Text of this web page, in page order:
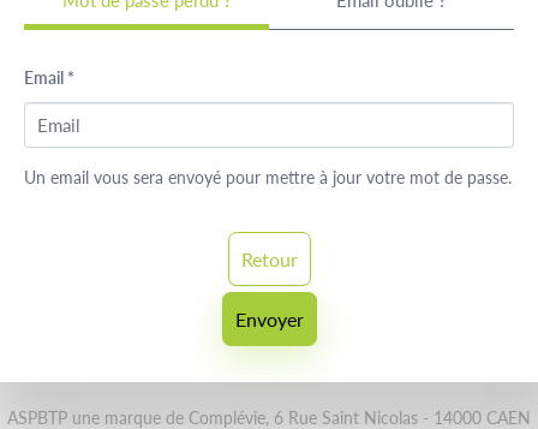
Email *
Un email vous sera envoyé pour mettre à jour votre mot de passe.
Retour
Envoyer
ASPBTP une marque de Complévie, 6 Rue Saint Nicolas - 14000 CAEN